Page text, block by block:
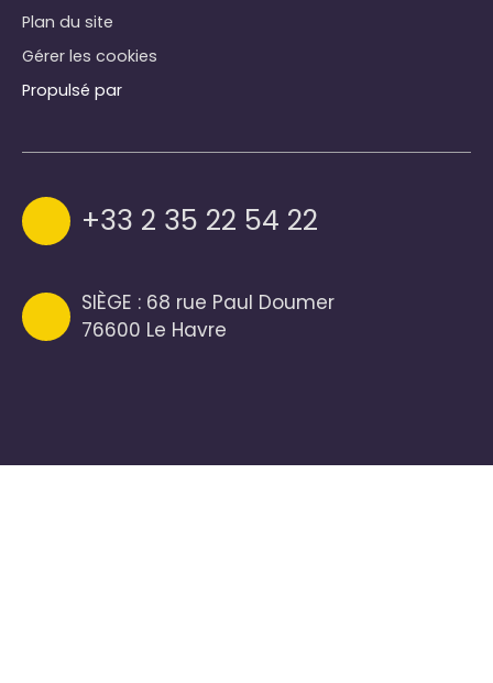
Plan du site
Gérer les cookies
Propulsé par
+33 2 35 22 54 22
SIÈGE : 68 rue Paul Doumer
76600 Le Havre